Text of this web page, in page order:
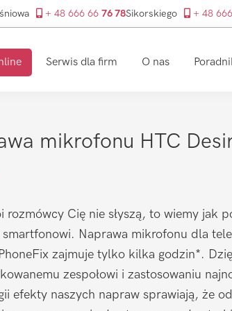
+ 48 666 66 76 78Sikorskiego + 48
Serwis dla firm O nas
mikrofonu HTC
rozmówcy Cię nie słyszą, to wiemy jak
smartfonowi. Naprawa mikrofonu dla
zajmuje tylko kilka godzin*.
zespołowi i zastosowaniu
efekty naszych napraw sprawiają, że